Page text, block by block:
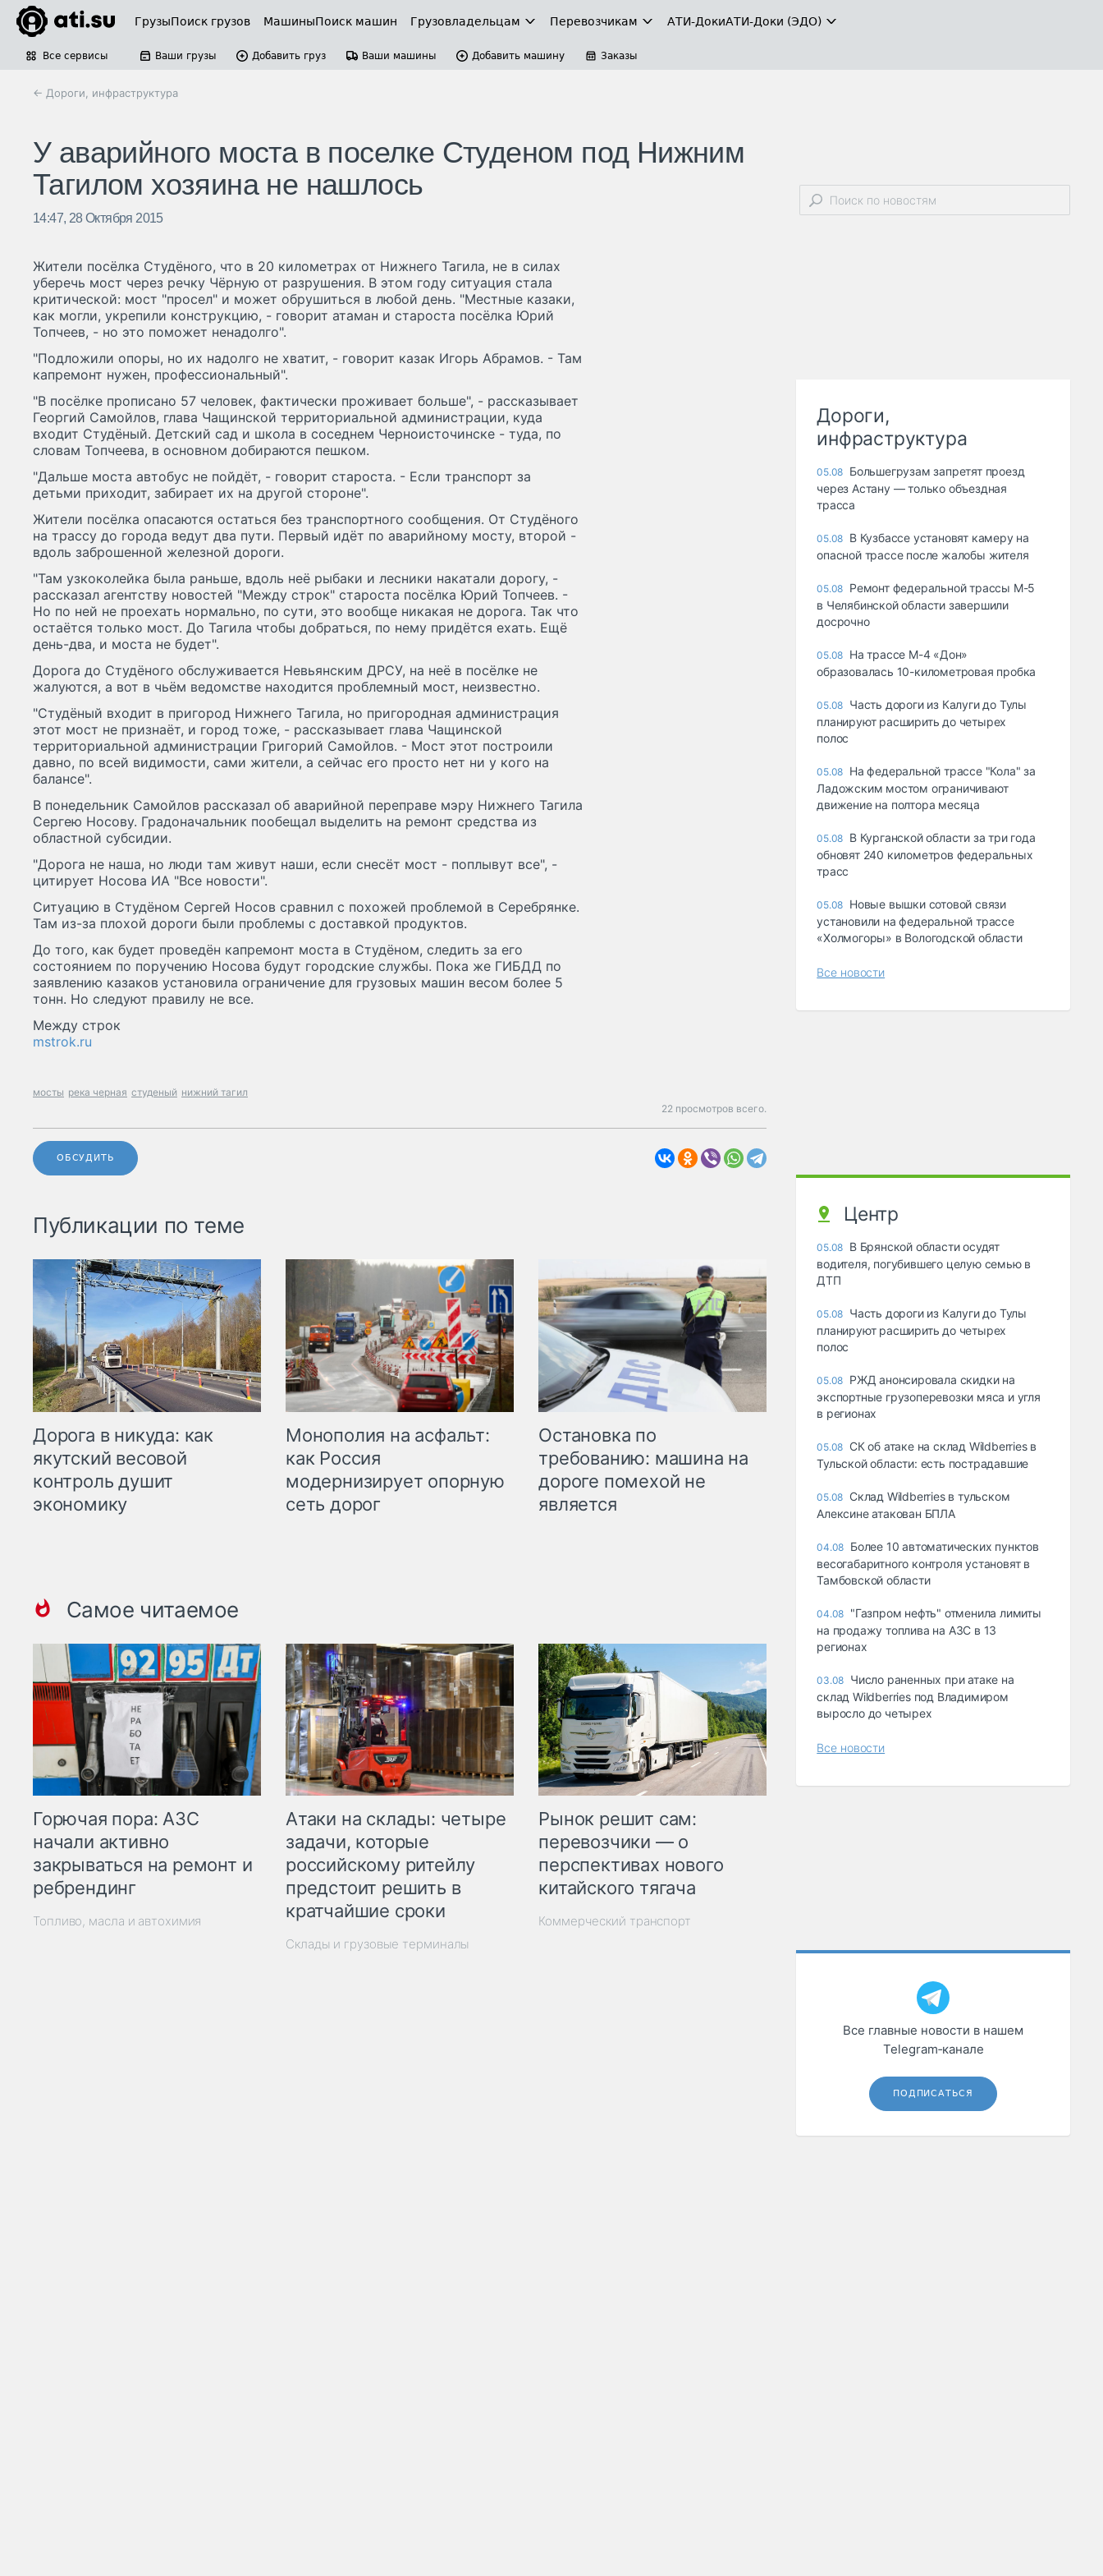
ГрузыПоиск грузов МашиныПоиск машин Грузовладельцам Перевозчикам АТИ-ДокиАТИ-Доки (ЭДО)
Все сервисы Ваши грузы Добавить груз Ваши машины Добавить машину Заказы
← Дороги, инфраструктура
У аварийного моста в поселке Студеном под Нижним
Тагилом хозяина не нашлось
14:47, 28 Октября 2015
Жители посёлка Студёного, что в 20 километрах от Нижнего Тагила, не в силах
уберечь мост через речку Чёрную от разрушения. В этом году ситуация стала
критической: мост "просел" и может обрушиться в любой день. "Местные казаки,
как могли, укрепили конструкцию, - говорит атаман и староста посёлка Юрий
Топчеев, - но это поможет ненадолго".
"Подложили опоры, но их надолго не хватит, - говорит казак Игорь Абрамов. - Там
капремонт нужен, профессиональный".
"В посёлке прописано 57 человек, фактически проживает больше", - рассказывает
Георгий Самойлов, глава Чащинской территориальной администрации, куда
входит Студёный. Детский сад и школа в соседнем Черноисточинске - туда, по
словам Топчеева, в основном добираются пешком.
"Дальше моста автобус не пойдёт, - говорит староста. - Если транспорт за
детьми приходит, забирает их на другой стороне".
Жители посёлка опасаются остаться без транспортного сообщения. От Студёного
на трассу до города ведут два пути. Первый идёт по аварийному мосту, второй -
вдоль заброшенной железной дороги.
"Там узкоколейка была раньше, вдоль неё рыбаки и лесники накатали дорогу, -
рассказал агентству новостей "Между строк" староста посёлка Юрий Топчеев. -
Но по ней не проехать нормально, по сути, это вообще никакая не дорога. Так что
остаётся только мост. До Тагила чтобы добраться, по нему придётся ехать. Ещё
день-два, и моста не будет".
Дорога до Студёного обслуживается Невьянским ДРСУ, на неё в посёлке не
жалуются, а вот в чьём ведомстве находится проблемный мост, неизвестно.
"Студёный входит в пригород Нижнего Тагила, но пригородная администрация
этот мост не признаёт, и город тоже, - рассказывает глава Чащинской
территориальной администрации Григорий Самойлов. - Мост этот построили
давно, по всей видимости, сами жители, а сейчас его просто нет ни у кого на
балансе".
В понедельник Самойлов рассказал об аварийной переправе мэру Нижнего Тагила
Сергею Носову. Градоначальник пообещал выделить на ремонт средства из
областной субсидии.
"Дорога не наша, но люди там живут наши, если снесёт мост - поплывут все", -
цитирует Носова ИА "Все новости".
Ситуацию в Студёном Сергей Носов сравнил с похожей проблемой в Серебрянке.
Там из-за плохой дороги были проблемы с доставкой продуктов.
До того, как будет проведён капремонт моста в Студёном, следить за его
состоянием по поручению Носова будут городские службы. Пока же ГИБДД по
заявлению казаков установила ограничение для грузовых машин весом более 5
тонн. Но следуют правилу не все.
Между строк
mstrok.ru
мосты река черная студеный нижний тагил
22 просмотров всего.
ОБСУДИТЬ
Публикации по теме
Дорога в никуда: как
якутский весовой
контроль душит
экономику
Монополия на асфальт:
как Россия
модернизирует опорную
сеть дорог
Остановка по
требованию: машина на
дороге помехой не
является
Самое читаемое
Горючая пора: АЗС
начали активно
закрываться на ремонт и
ребрендинг
Топливо, масла и автохимия
Атаки на склады: четыре
задачи, которые
российскому ритейлу
предстоит решить в
кратчайшие сроки
Склады и грузовые терминалы
Рынок решит сам:
перевозчики — о
перспективах нового
китайского тягача
Коммерческий транспорт
Дороги,
инфраструктура
05.08 Большегрузам запретят проезд
через Астану — только объездная
трасса
05.08 В Кузбассе установят камеру на
опасной трассе после жалобы жителя
05.08 Ремонт федеральной трассы М-5
в Челябинской области завершили
досрочно
05.08 На трассе М-4 «Дон»
образовалась 10-километровая пробка
05.08 Часть дороги из Калуги до Тулы
планируют расширить до четырех
полос
05.08 На федеральной трассе "Кола" за
Ладожским мостом ограничивают
движение на полтора месяца
05.08 В Курганской области за три года
обновят 240 километров федеральных
трасс
05.08 Новые вышки сотовой связи
установили на федеральной трассе
«Холмогоры» в Вологодской области
Все новости
Центр
05.08 В Брянской области осудят
водителя, погубившего целую семью в
ДТП
05.08 Часть дороги из Калуги до Тулы
планируют расширить до четырех
полос
05.08 РЖД анонсировала скидки на
экспортные грузоперевозки мяса и угля
в регионах
05.08 СК об атаке на склад Wildberries в
Тульской области: есть пострадавшие
05.08 Склад Wildberries в тульском
Алексине атакован БПЛА
04.08 Более 10 автоматических пунктов
весогабаритного контроля установят в
Тамбовской области
04.08 "Газпром нефть" отменила лимиты
на продажу топлива на АЗС в 13
регионах
03.08 Число раненных при атаке на
склад Wildberries под Владимиром
выросло до четырех
Все новости
Все главные новости в нашем
Telegram‑канале
ПОДПИСАТЬСЯ